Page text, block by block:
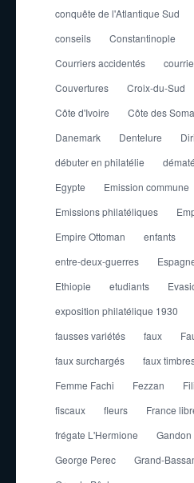
conquête de l'Atlantique Sud
conseils
Constantinople
Courriers accidentés
Couvertures
Croix-du-Sud
Côte d'Ivoire
Côte des
Danemark
Dentelure
débuter en philatélie
Egypte
Emission commune
Emissions philatéliques
Empire Ottoman
enfants
entre-deux-guerres
Ethiopie
etudiants
exposition philatélique 1930
fausses variétés
faux
faux surchargés
faux
Femme Fachi
Fezzan
fiscaux
fleurs
France
frégate L'Hermione
Gandon
George Perec
Grand-